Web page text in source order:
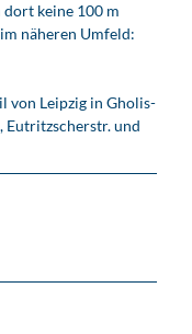
dort keine 100 m
näheren Umfeld:
von Leipzig in Gholis-
Eutritzscherstr. und